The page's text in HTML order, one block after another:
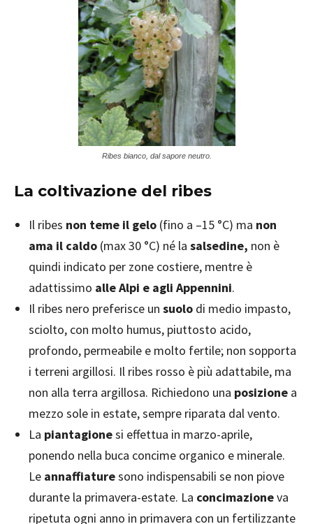
Ribes bianco, dal sapore neutro.
La coltivazione del ribes
Il ribes non teme il gelo (fino a –15 °C) ma non
ama il caldo (max 30 °C) né la salsedine, non è
quindi indicato per zone costiere, mentre è
adattissimo alle Alpi e agli Appennini.
Il ribes nero preferisce un suolo di medio impasto,
sciolto, con molto humus, piuttosto acido,
profondo, permeabile e molto fertile; non sopporta
i terreni argillosi. Il ribes rosso è più adattabile, ma
non alla terra argillosa. Richiedono una posizione a
mezzo sole in estate, sempre riparata dal vento.
La piantagionesi effettua in marzo-aprile,
ponendo nella buca concime organico e minerale.
Le annaffiaturesono indispensabili se non piove
durante la primavera-estate. La concimazioneva
ripetuta ogni anno in primavera con un fertilizzante